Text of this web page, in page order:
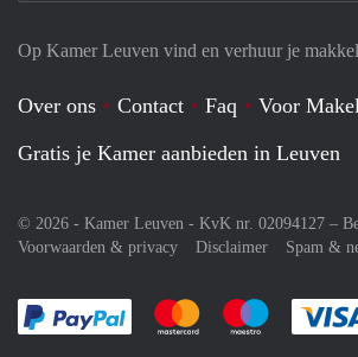
Op Kamer Leuven vind en verhuur je
Over ons Contact Faq
Voor
Gratis je Kamer aanbieden in Leuven
© 2026 - Kamer Leuven - KvK nr. 02094127 –
Voorwaarden & privacy
Disclaimer Spam &
Je rekent gemakkelijk af met
Je rekent gemakkelijk
Je rekent